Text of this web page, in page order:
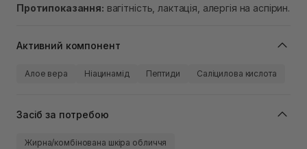
Протипоказання: вагітність, лактація, алергія на аспірин.
Активний компонент
Алое вера Ніацинамід Пептиди Саліцилова кислота
Засіб за потребою
Жирна/комбінована шкіра обличчя